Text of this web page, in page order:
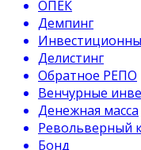
ОПЕК
Демпинг
Делистинг
Обратное РЕПО
Венчурные
Денежная масса
Револьверный
Бонд